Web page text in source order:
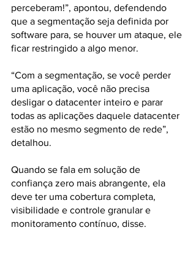
perceberam!”, apontou, defendendo
que a segmentação seja definida por
software para, se houver um ataque, ele
ficar restringido a algo menor.
“Com a segmentação, se você perder
uma aplicação, você não precisa
desligar o datacenter inteiro e parar
todas as aplicações daquele datacenter
estão no mesmo segmento de rede”,
detalhou.
Quando se fala em solução de
confiança zero mais abrangente, ela
deve ter uma cobertura completa,
visibilidade e controle granular e
monitoramento contínuo, disse.